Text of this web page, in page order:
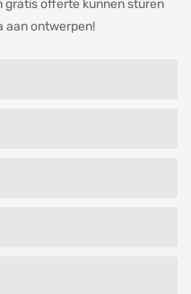
gratis offerte kunnen sturen
aan ontwerpen!